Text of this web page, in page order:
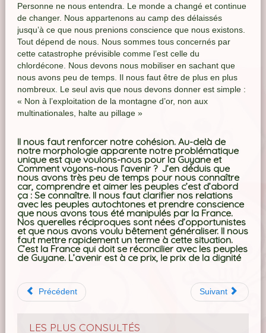
Personne ne nous entendra. Le monde a changé et continue
de changer. Nous appartenons au camp des délaissés
jusqu’à ce que nous prenions conscience que nous existons.
Tout dépend de nous. Nous sommes tous concernés par
cette catastrophe prévisible comme l’est celle du
chlordécone. Nous devons nous mobiliser en sachant que
nous avons peu de temps. Il nous faut être de plus en plus
nombreux. Le seul avis que nous devons donner est simple :
« Non à l’exploitation de la montagne d’or, non aux
multinationales, halte au pillage »
Il nous faut renforcer notre cohésion. Au-delà de
notre morphologie apparente notre problématique
unique est que voulons-nous pour la Guyane et
Comment voyons-nous l’avenir ? J’en déduis que
nous avons très peu de temps pour nous connaître
car, comprendre et aimer les peuples c’est d’abord
ça : Se connaître. Il nous faut clarifier nos relations
avec les peuples autochtones et prendre conscience
que nous avons tous été manipulés par la France.
Nos querelles réciproques sont nées d’opportunistes
et que nous avons voulu bêtement généraliser. Il nous
faut mettre rapidement un terme à cette situation.
C’est la France qui doit se réconcilier avec les peuples
de Guyane. L’avenir est à ce prix, le prix de la dignité
Précédent Suivant
LES PLUS CONSULTÉS